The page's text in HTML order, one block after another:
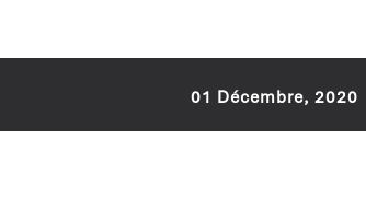
01 Décembre, 2020